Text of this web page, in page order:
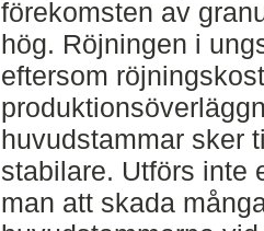
förekomsten av
hög. Röjningen i
eftersom
huvudstammar sker
stabilare. Utförs inte
man att skada